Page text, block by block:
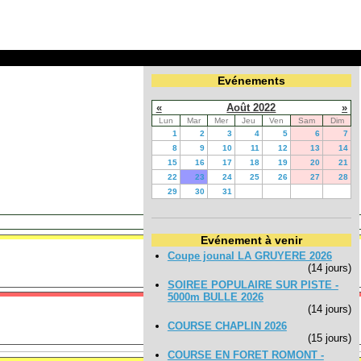
August 23, 2022 - Octobre 22, 2022
Evénements
« Août 2022 »
Lun Mar Mer Jeu Ven Sam
Dim
1
2 3 4 5 6
7
8
9 10 11 12 13
14
15
16 17 18 19 20
21
22
23 24 25 26 27
28
29
30 31
Evénement à venir
Coupe jounal LA GRUYERE 2026
(14 jours)
SOIREE POPULAIRE SUR PISTE -
5000m BULLE 2026
(14 jours)
COURSE CHAPLIN 2026
(15 jours)
COURSE EN FORET ROMONT -